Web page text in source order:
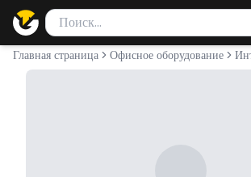
Поиск товаров
Введите минимум 2 символа для
Главная страница Офисное оборудование